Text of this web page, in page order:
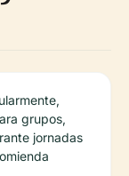
grupos,
jornadas